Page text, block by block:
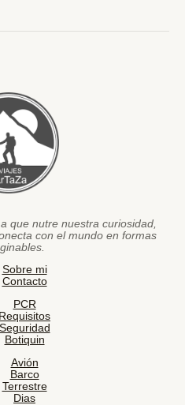
que nutre nuestra curiosidad,
con el mundo en formas
Sobre mi
Contacto
PCR
Requisitos
Seguridad
Botiquin
Avión
Barco
Terrestre
Dias